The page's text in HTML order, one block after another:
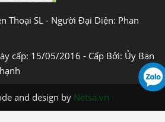
Thoại SL - Người Đại Diện: Phan
cấp: 15/05/2016 - Cấp Bởi: Ủy Ban
and design by Netsa.vn